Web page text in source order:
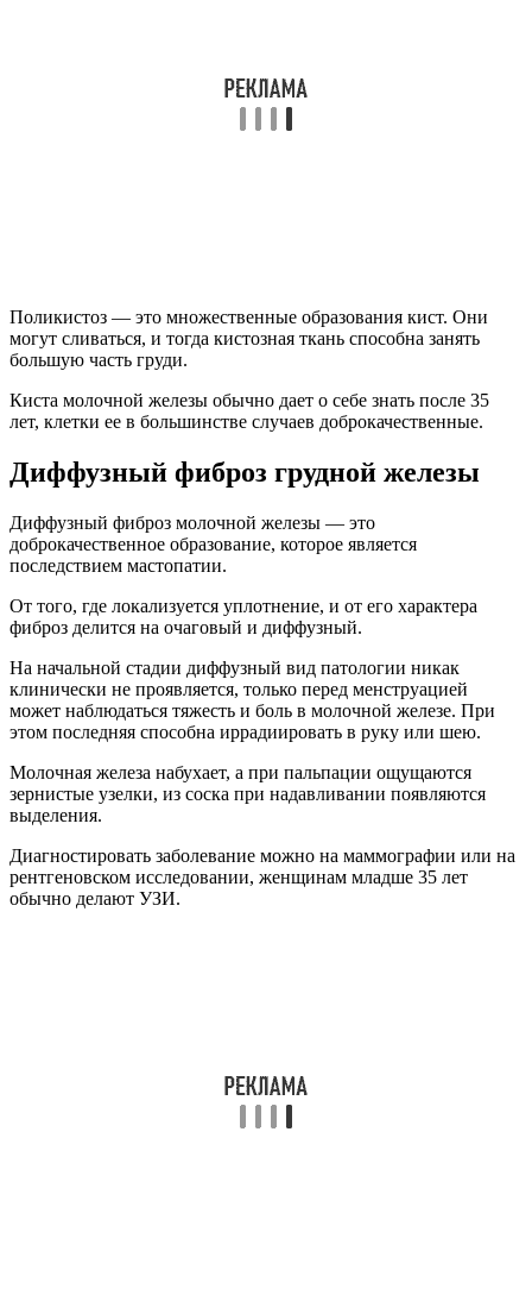
Поликистоз — это множественные образования кист. Они
могут сливаться, и тогда кистозная ткань способна занять
большую часть груди.
Киста молочной железы обычно дает о себе знать после 35
лет, клетки ее в большинстве случаев доброкачественные.
Диффузный фиброз грудной железы
Диффузный фиброз молочной железы — это
доброкачественное образование, которое является
последствием мастопатии.
От того, где локализуется уплотнение, и от его характера
фиброз делится на очаговый и диффузный.
На начальной стадии диффузный вид патологии никак
клинически не проявляется, только перед менструацией
может наблюдаться тяжесть и боль в молочной железе. При
этом последняя способна иррадиировать в руку или шею.
Молочная железа набухает, а при пальпации ощущаются
зернистые узелки, из соска при надавливании появляются
выделения.
Диагностировать заболевание можно на маммографии или на
рентгеновском исследовании, женщинам младше 35 лет
обычно делают УЗИ.